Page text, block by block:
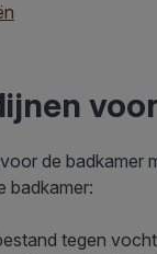
de badkamer
badkamer:
tegen